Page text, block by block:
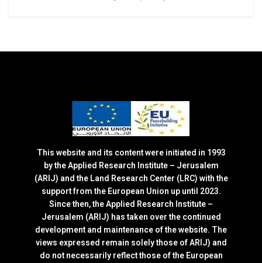
This website and its content were initiated in 1993
by the Applied Research Institute – Jerusalem
(ARIJ) and the Land Research Center (LRC) with the
support from the European Union up until 2023.
Since then, the Applied Research Institute –
Jerusalem (ARIJ) has taken over the continued
development and maintenance of the website. The
views expressed remain solely those of ARIJ) and
do not necessarily reflect those of the European